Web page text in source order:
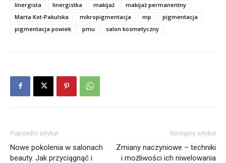
linergista
linergistka makijaż
makijaż permanentny
Marta Kot-Pakulska
mikropigmentacja mp
pigmentacja
pigmentacja powiek
pmu salon kosmetyczny
Poprzedni artykuł
Nowe pokolenia w salonach
beauty. Jak przyciągnąć i
Następny artykuł
Zmiany naczyniowe – techniki
i możliwości ich niwelowania